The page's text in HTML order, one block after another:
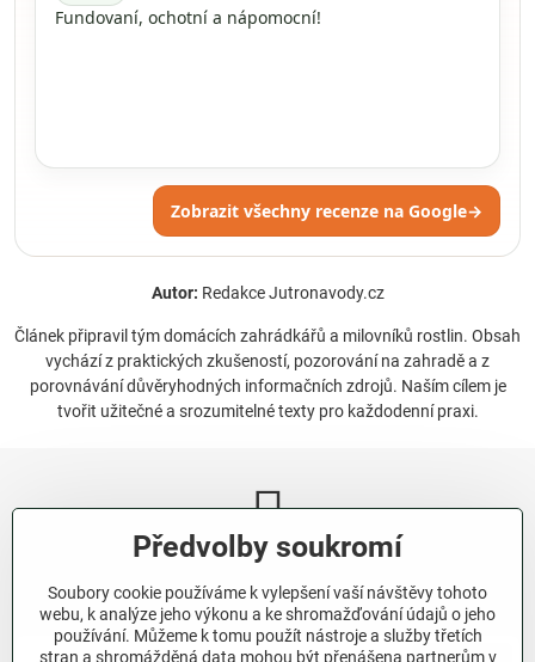
Fundovaní, ochotní a nápomocní!
Zobrazit všechny recenze na Google→
Autor: Redakce Jutronavody.cz
Článek připravil tým domácích zahrádkářů a milovníků rostlin. Obsah
vychází z praktických zkušeností, pozorování na zahradě a z
porovnávání důvěryhodných informačních zdrojů. Naším cílem je
tvořit užitečné a srozumitelné texty pro každodenní praxi.
Newsletter
Odebírat naše novinky:
Předvolby soukromí
Soubory cookie používáme k vylepšení vaší návštěvy tohoto
webu, k analýze jeho výkonu a ke shromažďování údajů o jeho
používání. Můžeme k tomu použít nástroje a služby třetích
stran a shromážděná data mohou být přenášena partnerům v